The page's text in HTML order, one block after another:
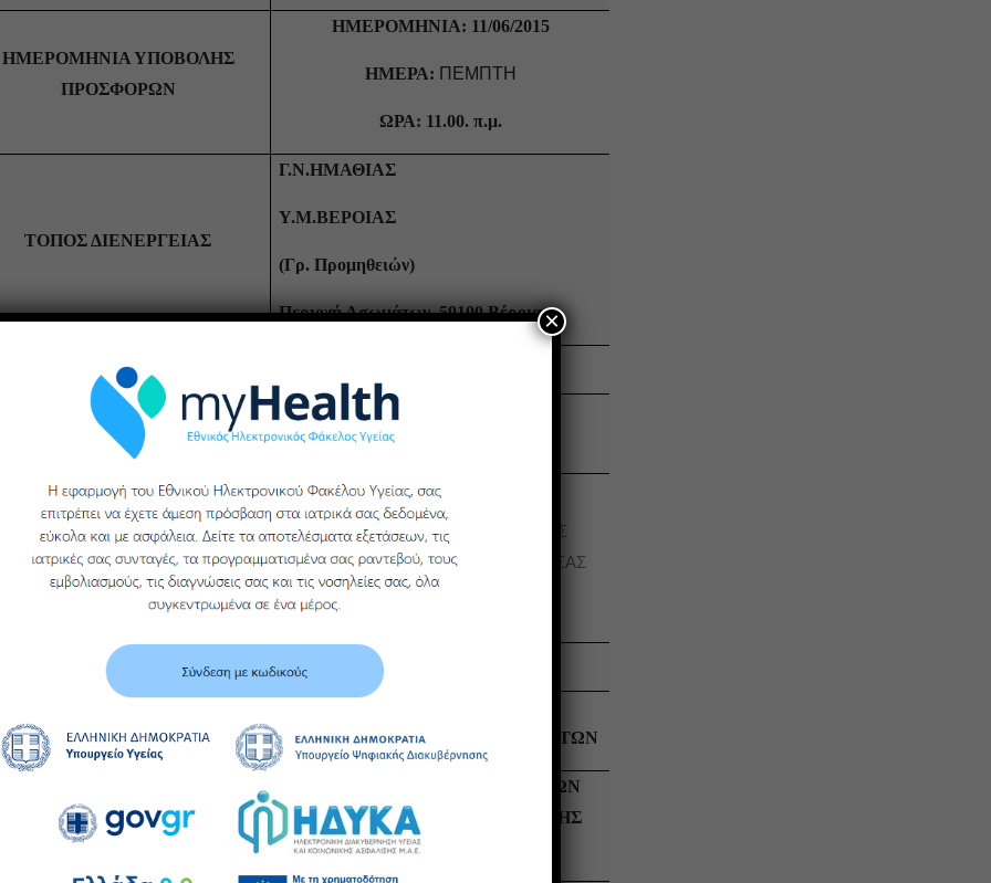
ΗΜΕΡΟΜΗΝΙΑ ΥΠΟΒΟΛΗΣ
ΠΡΟΣΦΟΡΩΝ
ΗΜΕΡΟΜΗΝΙΑ: 11/06/2015
ΗΜΕΡΑ: ΠΕΜΠΤΗ
ΩΡΑ: 11.00. π.μ.
ΤΟΠΟΣ ΔΙΕΝΕΡΓΕΙΑΣ
Γ.Ν.ΗΜΑΘΙΑΣ
Υ.Μ.ΒΕΡΟΙΑΣ
(Γρ. Προμηθειών)
Περιοχή Ασωμάτων, 59100,Βέροια
ΠΕΡΙΓΡΑΦΗ ΕΙΔΩΝ
ΑΡΙΘΜΟΥ ΕΞΟΔΟΥ
(ΚΑΕ)
0219113131131101
ΕΚΤΙΜΩΜΕΝΟΣ
ΠΡΟΫΠΟΛΟΓΙΣΜΟΣ
€) ΧΩΡΙΣ Φ.Π.Α.
€ ΜΕ ΦΠΑ 23% &13%
ΓΙΑ ΤΙΣ
ΜΟΝΑΔΕΣ ΒΕΡΟΙΑΣ & ΝΑΟΥΣΑΣ
ΜΟΝΑΔΑ ΜΕΤΡΗΣΗΣ
ΔΙΑΡΚΕΙΑ ΤΗΣ ΣΥΜΒΑΣΗΣ
ΕΞΑΝΤΛΗΣΕΩΣ ΤΩΝ ΑΠΟΘΕΜΑΤΩΝ
ΧΡΟΝΟΣ ΠΑΡΑΔΟΣΗΣ
ΕΝΤΟΣ 15 ΕΡΓΑΣΙΜΩΝ ΗΜΕΡΩΝ
ΑΠΟ ΤΗΝ ΗΜΕΡΟΜΗΝΙΑ ΛΗΨΗΣ
ΤΗΣ ΠΑΡΑΓΓΕΛΙΑΣ
×